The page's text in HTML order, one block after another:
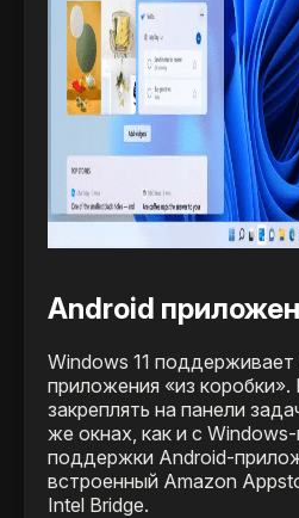
Android
Windows 11
приложения «из
закреплять на панели
же окнах, как и с
поддержки Android-
встроенный Amazon
Intel Bridge.